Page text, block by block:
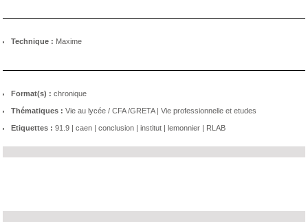
Technique : Maxime
Format(s) : chronique
Thématiques : Vie au lycée / CFA /GRETA| Vie professionnelle et etudes
Etiquettes : 91.9 | caen | conclusion | institut | lemonnier | RLAB